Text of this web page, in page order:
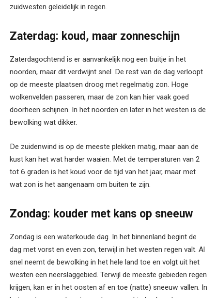
zuidwesten geleidelijk in regen.
Zaterdag: koud, maar zonneschijn
Zaterdagochtend is er aanvankelijk nog een buitje in het
noorden, maar dit verdwijnt snel. De rest van de dag verloopt
op de meeste plaatsen droog met regelmatig zon. Hoge
wolkenvelden passeren, maar de zon kan hier vaak goed
doorheen schijnen. In het noorden en later in het westen is de
bewolking wat dikker.
De zuidenwind is op de meeste plekken matig, maar aan de
kust kan het wat harder waaien. Met de temperaturen van 2
tot 6 graden is het koud voor de tijd van het jaar, maar met
wat zon is het aangenaam om buiten te zijn.
Zondag: kouder met kans op sneeuw
Zondag is een waterkoude dag. In het binnenland begint de
dag met vorst en even zon, terwijl in het westen regen valt. Al
snel neemt de bewolking in het hele land toe en volgt uit het
westen een neerslaggebied. Terwijl de meeste gebieden regen
krijgen, kan er in het oosten af en toe (natte) sneeuw vallen. In